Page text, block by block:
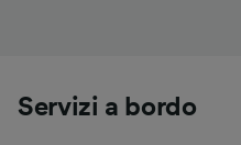
Servizi a bordo